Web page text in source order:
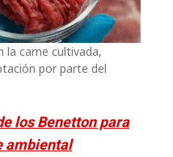
la carne cultivada,
por parte del
los Benetton para
ambiental